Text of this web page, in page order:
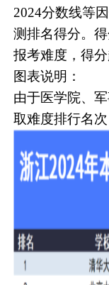
2024分数线等
测排名得分。
报考难度，得
图表说明：
由于医学院、
取难度排行名次